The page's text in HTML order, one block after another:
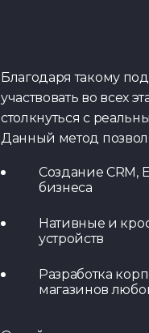
Благодаря такому
участвовать во всех
столкнуться с
Данный метод
Создание CRM,
бизнеса
Нативные и
устройств
Разработка
магазинов